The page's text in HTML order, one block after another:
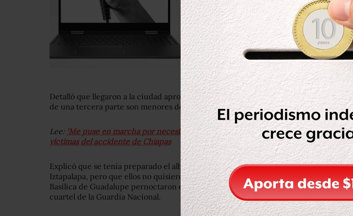
Detalló que llegaron a la ciudad aproximadamente 300 migrantes, de ello, alrededor
de una tercera parte son menores de edad.
Lee: ‘Me puse en marcha por necesidad’: jornaleros y albañiles, los migrantes
víctimas del accidente de Chiapas
Explicó que se tenía preparado el albergue en eldeportivo Santa Martha, en
Iztapalapa, pero que ellos no quisieron llegar ahí, por lo que después de acudir a la
Basílica de Guadalupe pernoctaron en laCasa del Peregrino, donde se encuentra el
cuartel de la Guardia Nacional.